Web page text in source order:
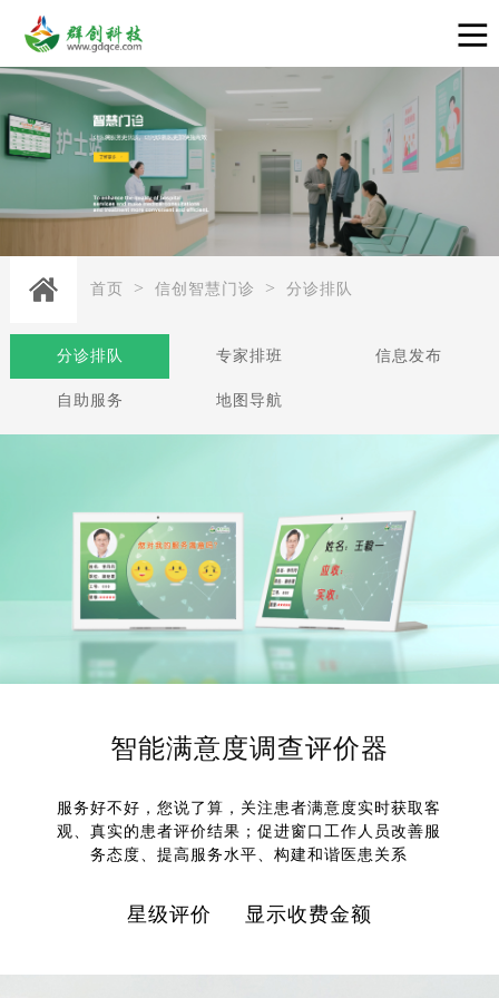
首页 > 信创智慧门诊 > 分诊排队
分诊排队 专家排班 信息发布
自助服务 地图导航
智能满意度调查评价器
服务好不好，您说了算，关注患者满意度实时获取客
观、真实的患者评价结果；促进窗口工作人员改善服
务态度、提高服务水平、构建和谐医患关系
星级评价 显示收费金额